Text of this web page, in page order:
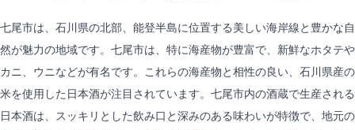
七尾市は、石川県の北部、能登半島に位置する美しい海岸線と豊かな自
然が魅力の地域です。七尾市は、特に海産物が豊富で、新鮮なホタテや
カニ、ウニなどが有名です。これらの海産物と相性の良い、石川県産の
米を使用した日本酒が注目されています。七尾市内の酒蔵で生産される
日本酒は、スッキリとした飲み口と深みのある味わいが特徴で、地元の